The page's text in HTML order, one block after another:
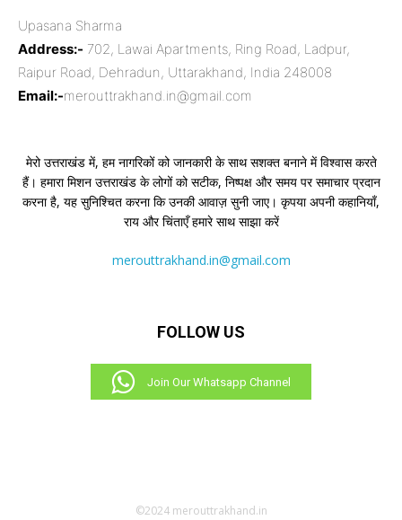
Upasana Sharma
Address:- 702, Lawai Apartments, Ring Road, Ladpur,
Raipur Road, Dehradun, Uttarakhand, India 248008
Email:-merouttrakhand.in@gmail.com
मेरो उत्तराखंड में, हम नागरिकों को जानकारी के साथ सशक्त बनाने में विश्वास करते
हैं। हमारा मिशन उत्तराखंड के लोगों को सटीक, निष्पक्ष और समय पर समाचार प्रदान
करना है, यह सुनिश्चित करना कि उनकी आवाज़ सुनी जाए। कृपया अपनी कहानियाँ,
राय और चिंताएँ हमारे साथ साझा करें
merouttrakhand.in@gmail.com
FOLLOW US
Join Our Whatsapp Channel
©2024 merouttrakhand.in